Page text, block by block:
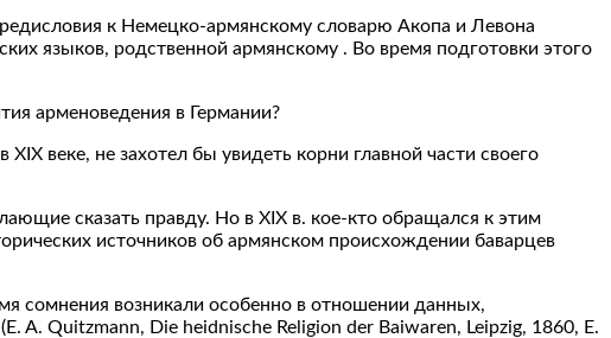
к Немецко-армянскому словарю Акопа и Левона
языков, родственной армянскому . Во время подготовки этого
арменоведения в Германии?
веке, не захотел бы увидеть корни главной части своего
сказать правду. Но в XIX в. кое-кто обращался к этим
источников об армянском происхождении баварцев
сомнения возникали особенно в отношении данных,
Quitzmann, Die heidnische Religion der Baiwaren, Leipzig, 1860, E.